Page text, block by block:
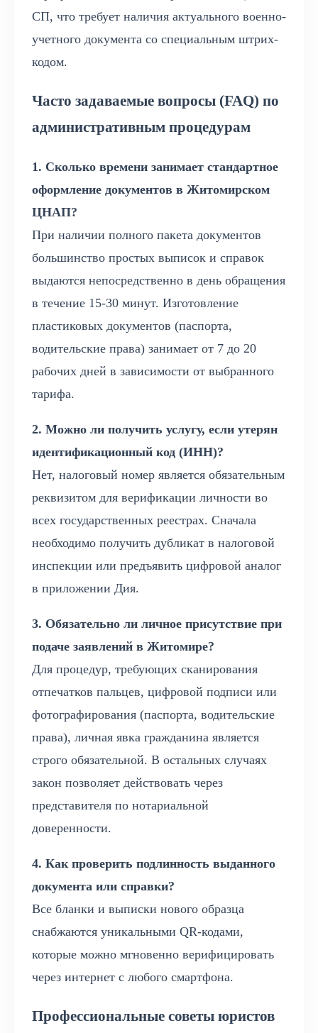
СП, что требует наличия актуального военно-
учетного документа со специальным штрих-
кодом.
Часто задаваемые вопросы (FAQ) по
административным процедурам
1. Сколько времени занимает стандартное
оформление документов в Житомирском
ЦНАП?
При наличии полного пакета документов
большинство простых выписок и справок
выдаются непосредственно в день обращения
в течение 15-30 минут. Изготовление
пластиковых документов (паспорта,
водительские права) занимает от 7 до 20
рабочих дней в зависимости от выбранного
тарифа.
2. Можно ли получить услугу, если утерян
идентификационный код (ИНН)?
Нет, налоговый номер является обязательным
реквизитом для верификации личности во
всех государственных реестрах. Сначала
необходимо получить дубликат в налоговой
инспекции или предъявить цифровой аналог
в приложении Дия.
3. Обязательно ли личное присутствие при
подаче заявлений в Житомире?
Для процедур, требующих сканирования
отпечатков пальцев, цифровой подписи или
фотографирования (паспорта, водительские
права), личная явка гражданина является
строго обязательной. В остальных случаях
закон позволяет действовать через
представителя по нотариальной
доверенности.
4. Как проверить подлинность выданного
документа или справки?
Все бланки и выписки нового образца
снабжаются уникальными QR-кодами,
которые можно мгновенно верифицировать
через интернет с любого смартфона.
Профессиональные советы юристов